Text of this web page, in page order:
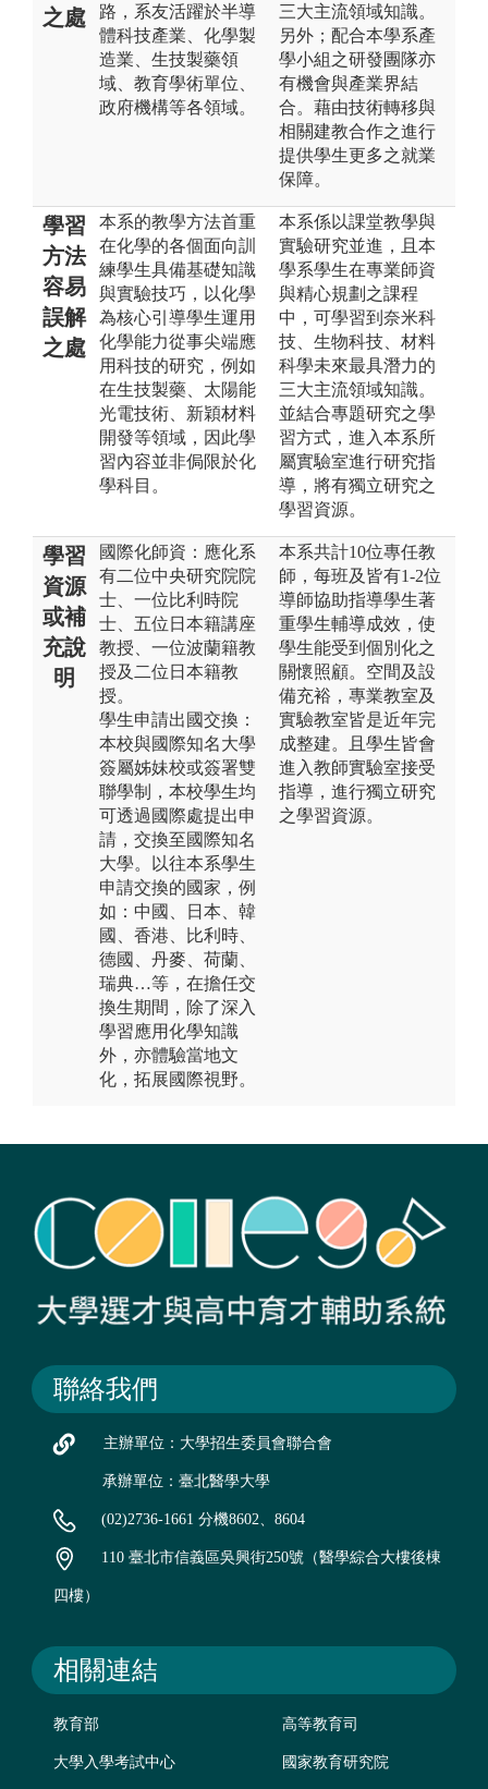
之處
路，系友活躍於半導
體科技產業、化學製
造業、生技製藥領
域、教育學術單位、
政府機構等各領域。
三大主流領域知識。
另外；配合本學系產
學小組之研發團隊亦
有機會與產業界結
合。藉由技術轉移與
相關建教合作之進行
提供學生更多之就業
保障。
學習
方法
容易
誤解
之處
本系的教學方法首重
在化學的各個面向訓
練學生具備基礎知識
與實驗技巧，以化學
為核心引導學生運用
化學能力從事尖端應
用科技的研究，例如
在生技製藥、太陽能
光電技術、新穎材料
開發等領域，因此學
習內容並非侷限於化
學科目。
本系係以課堂教學與
實驗研究並進，且本
學系學生在專業師資
與精心規劃之課程
中，可學習到奈米科
技、生物科技、材料
科學未來最具潛力的
三大主流領域知識。
並結合專題研究之學
習方式，進入本系所
屬實驗室進行研究指
導，將有獨立研究之
學習資源。
學習
資源
或補
充說
明
國際化師資：應化系
有二位中央研究院院
士、一位比利時院
士、五位日本籍講座
教授、一位波蘭籍教
授及二位日本籍教
授。
學生申請出國交換：
本校與國際知名大學
簽屬姊妹校或簽署雙
聯學制，本校學生均
可透過國際處提出申
請，交換至國際知名
大學。以往本系學生
申請交換的國家，例
如：中國、日本、韓
國、香港、比利時、
德國、丹麥、荷蘭、
瑞典…等，在擔任交
換生期間，除了深入
學習應用化學知識
外，亦體驗當地文
化，拓展國際視野。
本系共計10位專任教
師，每班及皆有1-2位
導師協助指導學生著
重學生輔導成效，使
學生能受到個別化之
關懷照顧。空間及設
備充裕，專業教室及
實驗教室皆是近年完
成整建。且學生皆會
進入教師實驗室接受
指導，進行獨立研究
之學習資源。
聯絡我們
主辦單位：大學招生委員會聯合會
承辦單位：臺北醫學大學
(02)2736-1661 分機8602、8604
110 臺北市信義區吳興街250號（醫學綜合大樓後棟
四樓）
相關連結
教育部 高等教育司
大學入學考試中心 國家教育研究院